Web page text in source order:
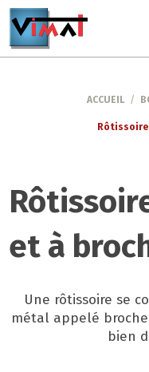
ACCUEIL /
et à
Une rôtissoire se
métal appelé
bien